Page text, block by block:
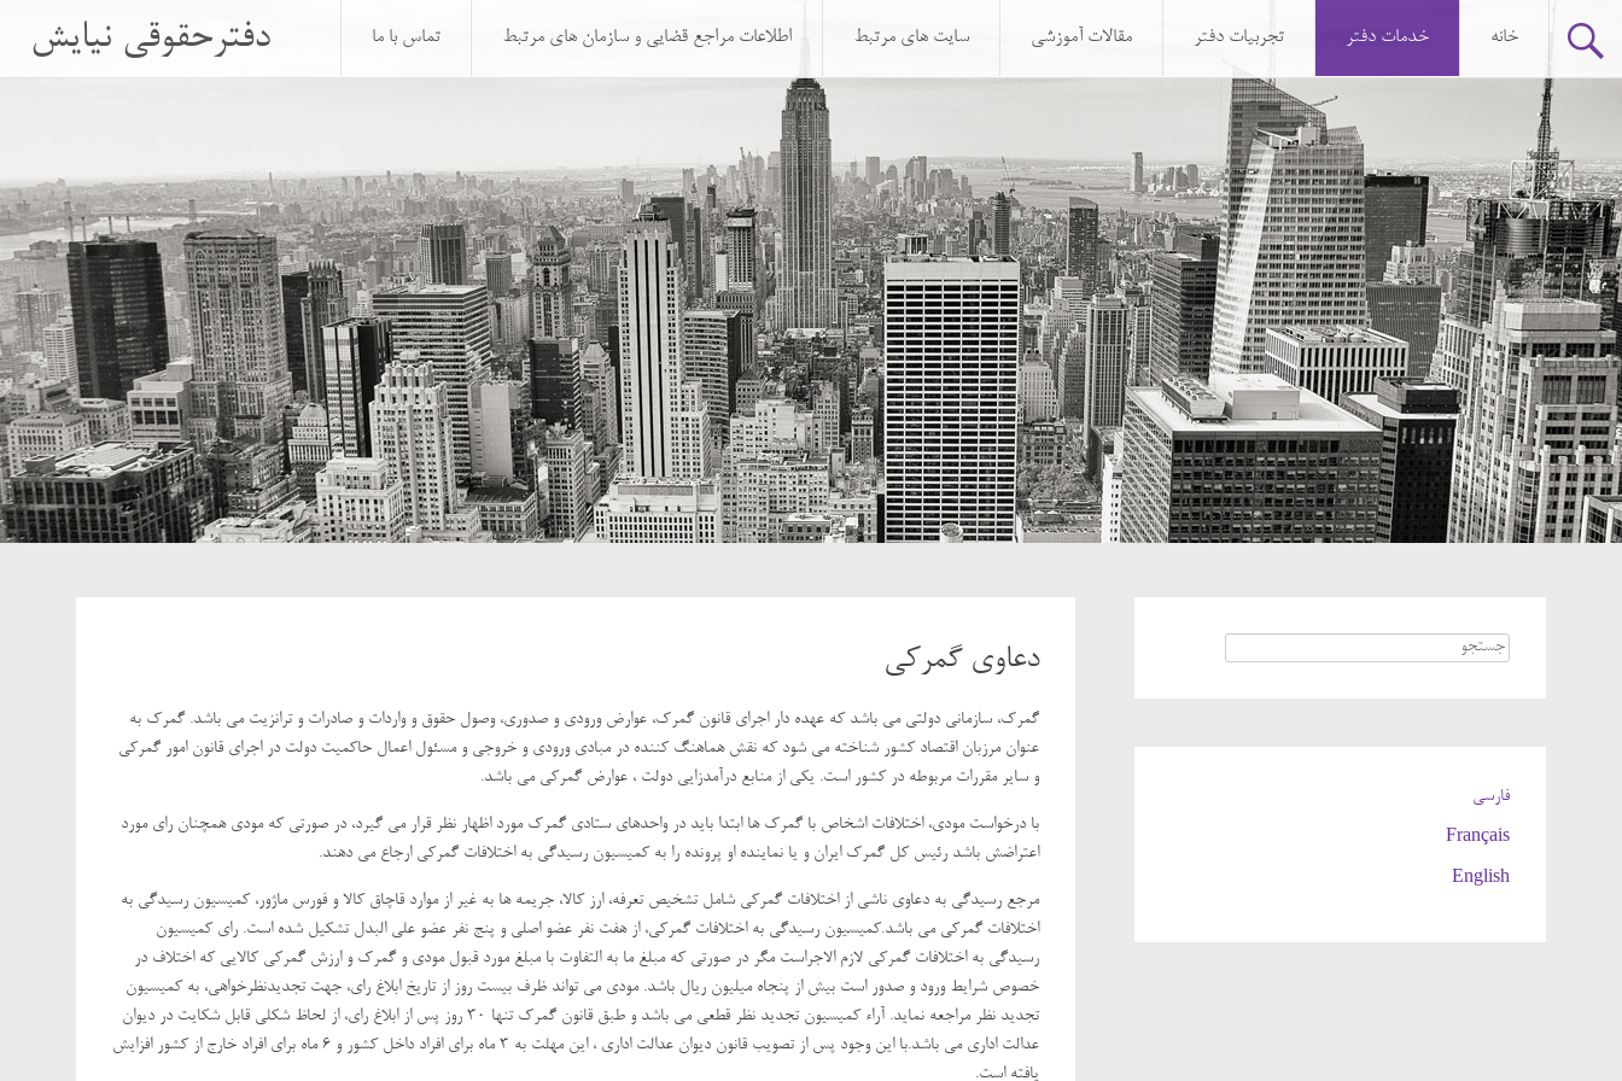
دفترحقوقی نیایش خانه خدمات دفتر تجربیات دفتر مقالات آموزشی سایت های مرتبط اطلاعات مراجع قضایی و سازمان های مرتبط تماس با ما
دعاوی گمرکی
گمرک، سازمانی دولتی می باشد که عهده دار اجرای قانون گمرک، عوارض ورودی و صدوری، وصول حقوق و واردات و صادرات و ترانزیت می باشد. گمرک به
عنوان مرزبان اقتصاد کشور شناخته می شود که نقش هماهنگ کننده در مبادی ورودی و خروجی و مسئول اعمال حاکمیت دولت در اجرای قانون امور گمرکی
و سایر مقررات مربوطه در کشور است. یکی از منابع درآمدزایی دولت ، عوارض گمرکی می باشد.
با درخواست مودی، اختلافات اشخاص با گمرک ها ابتدا باید در واحدهای ستادی گمرک مورد اظهار نظر قرار می گیرد، در صورتی که مودی همچنان رای مورد
اعتراضش باشد رئیس کل گمرک ایران و یا نماینده او پرونده را به کمیسیون رسیدگی به اختلافات گمرکی ارجاع می دهند.
مرجع رسیدگی به دعاوی ناشی از اختلافات گمرکی شامل تشخیص تعرفه، ارز کالا، جریمه ها به غیر از موارد قاچاق کالا و فورس ماژور، کمیسیون رسیدگی به
اختلافات گمرکی می باشد.کمیسیون رسیدگی به اختلافات گمرکی، از هفت نفر عضو اصلی و پنج نفر عضو علی البدل تشکیل شده است. رای کمیسیون
رسیدگی به اختلافات گمرکی لازم الاجراست مگر در صورتی که مبلغ ما به التفاوت با مبلغ مورد قبول مودی و گمرک و ارزش گمرکی کالایی که اختلاف در
خصوص شرایط ورود و صدور است بیش از پنجاه میلیون ریال باشد. مودی می تواند ظرف بیست روز از تاریخ ابلاغ رای، جهت تجدیدنظرخواهی، به کمیسیون
تجدید نظر مراجعه نماید. آراء کمیسیون تجدید نظر قطعی می باشد و طبق قانون گمرک تنها 30 روز پس از ابلاغ رای، از لحاظ شکلی قابل شکایت در دیوان
عدالت اداری می باشد.با این وجود پس از تصویب قانون دیوان عدالت اداری ، این مهلت به 3 ماه برای افراد داخل کشور و 6 ماه برای افراد خارج از کشور افزایش
یافته است.
Search for:
فارسی
Français
English